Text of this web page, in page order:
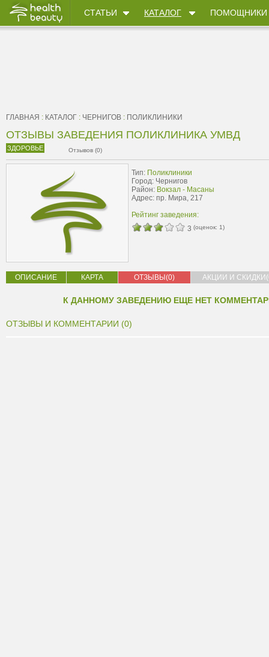
СТАТЬИ КАТАЛОГ ПОМОЩНИКИ
ГЛАВНАЯ : КАТАЛОГ : ЧЕРНИГОВ : ПОЛИКЛИНИКИ
ОТЗЫВЫ ЗАВЕДЕНИЯ ПОЛИКЛИНИКА УМВД
ЗДОРОВЬЕ Отзывов (0)
Тип: Поликлиники
Город: Чернигов
Район: Вокзал - Масаны
Адрес: пр. Мира, 217
Рейтинг заведения:
3 (оценок: 1)
ОПИСАНИЕ КАРТА ОТЗЫВЫ(0) АКЦИИ И
К ДАННОМУ ЗАВЕДЕНИЮ ЕЩЕ НЕТ
ОТЗЫВЫ И КОММЕНТАРИИ (0)